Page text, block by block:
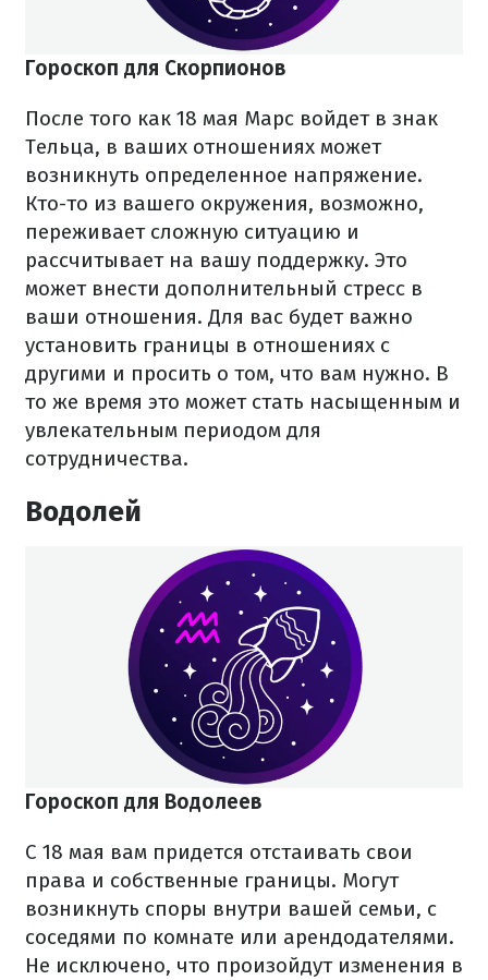
Гороскоп для Скорпионов
После того как 18 мая Марс войдет в знак
Тельца, в ваших отношениях может
возникнуть определенное напряжение.
Кто-то из вашего окружения, возможно,
переживает сложную ситуацию и
рассчитывает на вашу поддержку. Это
может внести дополнительный стресс в
ваши отношения. Для вас будет важно
установить границы в отношениях с
другими и просить о том, что вам нужно. В
то же время это может стать насыщенным и
увлекательным периодом для
сотрудничества.
Водолей
Гороскоп для Водолеев
С 18 мая вам придется отстаивать свои
права и собственные границы. Могут
возникнуть споры внутри вашей семьи, с
соседями по комнате или арендодателями.
Не исключено, что произойдут изменения в